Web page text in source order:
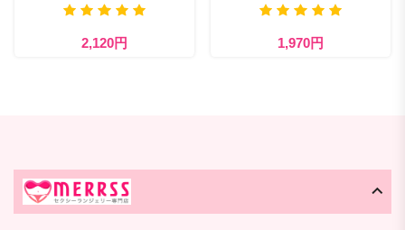
2,120円 1,970円